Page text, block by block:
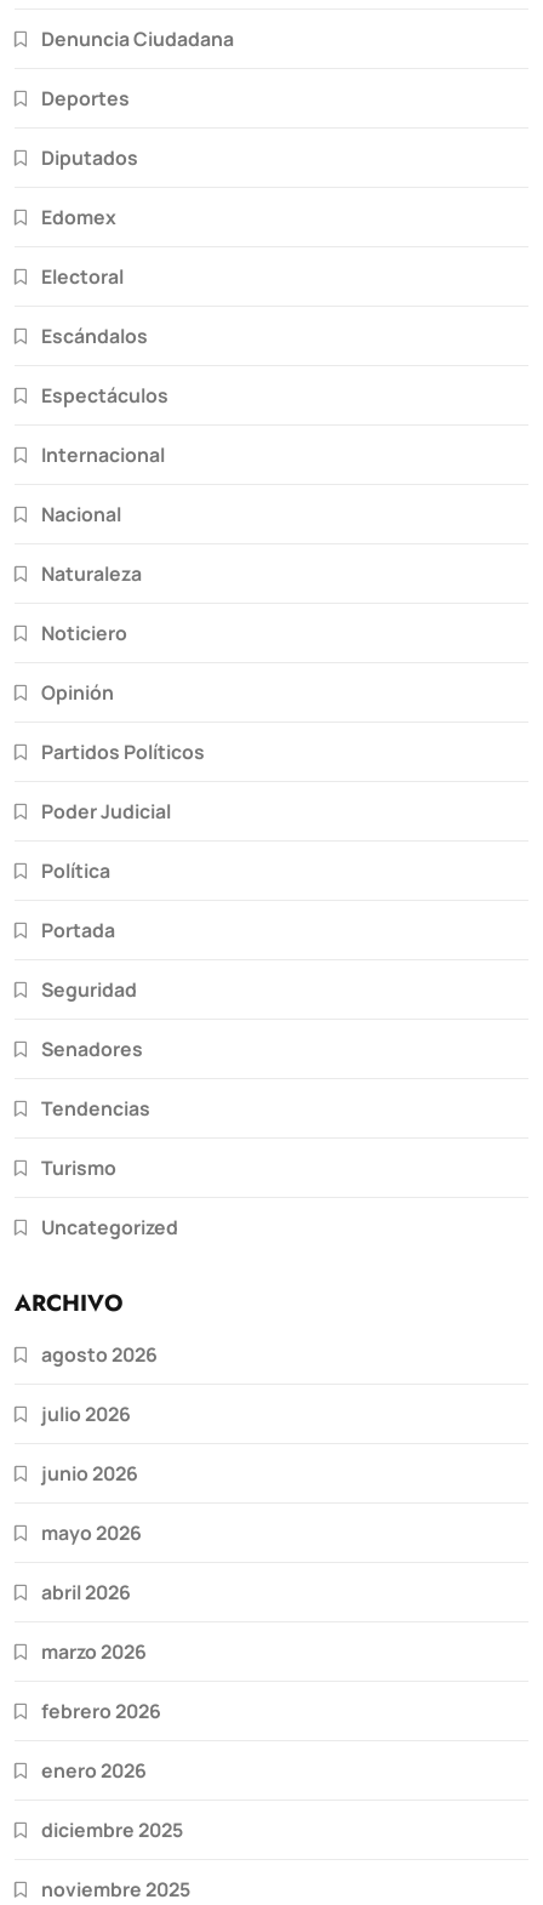
Denuncia Ciudadana
Deportes
Diputados
Edomex
Electoral
Escándalos
Espectáculos
Internacional
Nacional
Naturaleza
Noticiero
Opinión
Partidos Políticos
Poder Judicial
Política
Portada
Seguridad
Senadores
Tendencias
Turismo
Uncategorized
ARCHIVO
agosto 2026
julio 2026
junio 2026
mayo 2026
abril 2026
marzo 2026
febrero 2026
enero 2026
diciembre 2025
noviembre 2025